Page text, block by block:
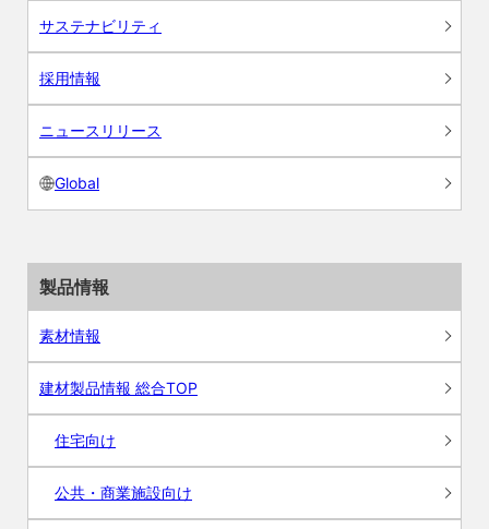
サステナビリティ
採用情報
ニュースリリース
Global
製品情報
素材情報
建材製品情報 総合TOP
住宅向け
公共・商業施設向け